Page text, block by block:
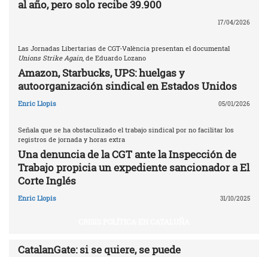
al año, pero solo recibe 39.900
17/04/2026
Las Jornadas Libertarias de CGT-València presentan el documental
Unions Strike Again , de Eduardo Lozano
Amazon, Starbucks, UPS: huelgas y
autoorganización sindical en Estados Unidos
Enric Llopis 05/01/2026
Señala que se ha obstaculizado el trabajo sindical por no facilitar los
registros de jornada y horas extra
Una denuncia de la CGT ante la Inspección de
Trabajo propicia un expediente sancionador a El
Corte Inglés
Enric Llopis 31/10/2025
CatalanGate: si se quiere, se puede